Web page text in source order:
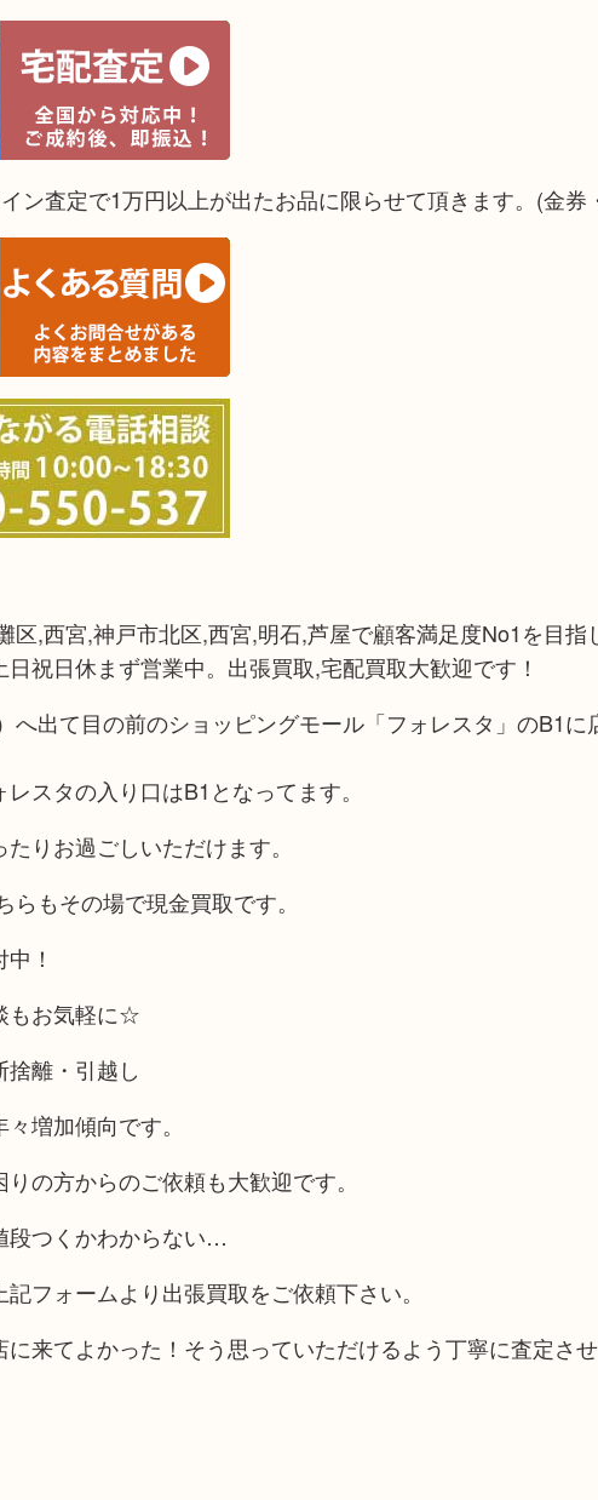
ン査定で1万円以上が出たお品に限らせて頂きます。(金券
区,西宮,神戸市北区,西宮,明石,芦屋で顧客満足度No1を目
祝日休まず営業中。出張買取,宅配買取大歓迎です！
へ出て目の前のショッピングモール「フォレスタ」のB1に
スタの入り口はB1となってます。
りお過ごしいただけます。
らもその場で現金買取です。
！
もお気軽に☆
離・引越し
増加傾向です。
の方からのご依頼も大歓迎です。
段つくかわからない…
フォームより出張買取をご依頼下さい。
来てよかった！そう思っていただけるよう丁寧に査定させ